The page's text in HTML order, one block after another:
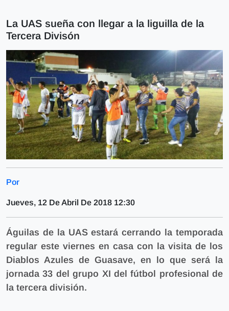
La UAS sueña con llegar a la liguilla de la
Tercera Divisón
Por
Jueves, 12 De Abril De 2018 12:30
Águilas de la UAS estará cerrando la temporada
regular este viernes en casa con la visita de los
Diablos Azules de Guasave, en lo que será la
jornada 33 del grupo XI del fútbol profesional de
la tercera división.